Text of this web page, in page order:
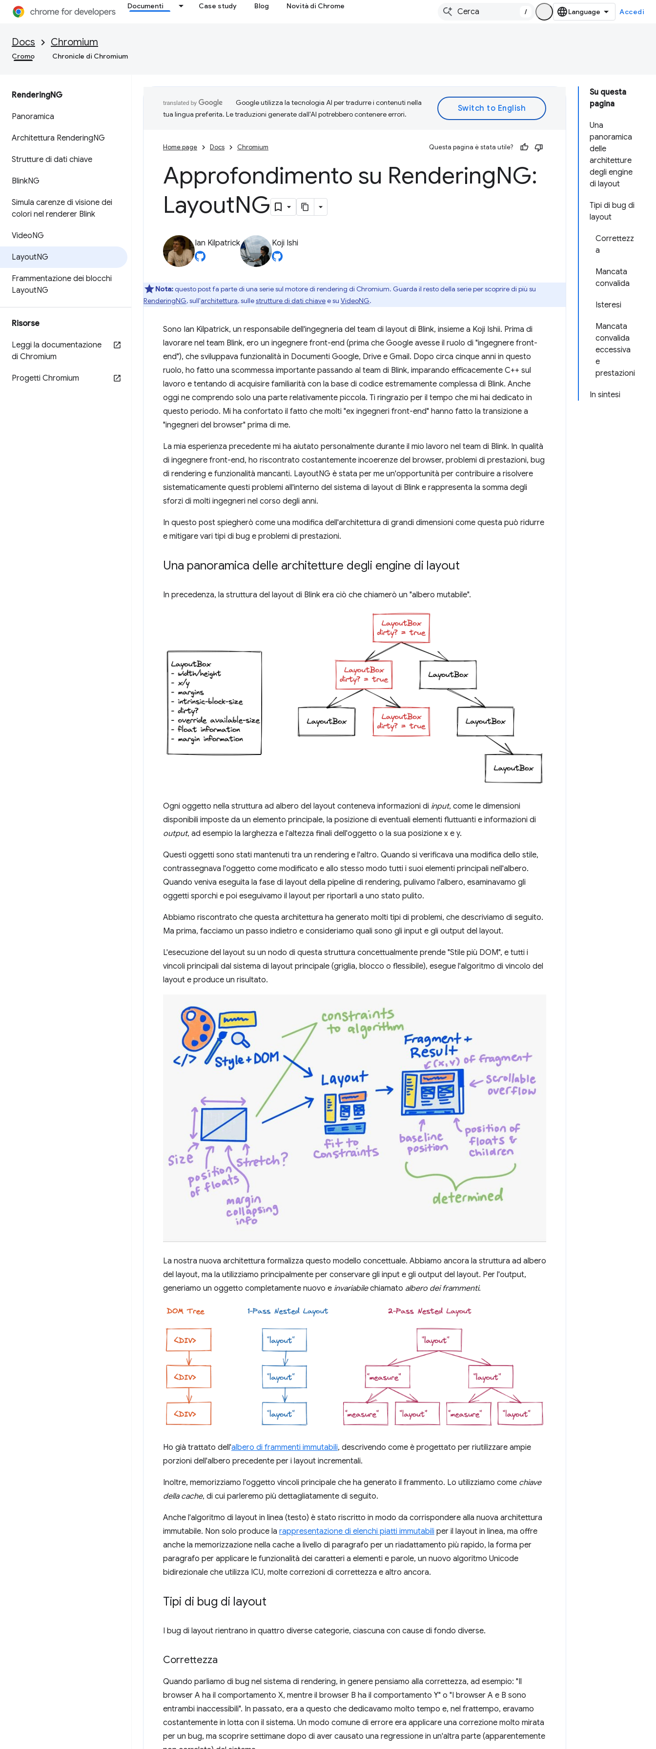
Documenti Case study Blog Novità di Chrome
/ Accedi
Docs Chromium
Cromo Chronicle di Chromium
RenderingNG
Panoramica
Architettura RenderingNG
Strutture di dati chiave
BlinkNG
Simula carenze di visione dei
colori nel renderer Blink
VideoNG
LayoutNG
Frammentazione dei blocchi
LayoutNG
Risorse
Leggi la documentazione
di Chromium
Progetti Chromium
Su questa
pagina
Una
panoramica
delle
architetture
degli engine
di layout
Tipi di bug di
layout
Correttezz
a
Mancata
convalida
Isteresi
Mancata
convalida
eccessiva
e
prestazioni
In sintesi
Google utilizza la tecnologia AI per tradurre i contenuti nella
tua lingua preferita. Le traduzioni generate dall'AI potrebbero contenere errori.
Home page Docs Chromium Questa pagina è stata utile?
Approfondimento su RenderingNG:
LayoutNG
Ian Kilpatrick Koji Ishi
Nota:questo post fa parte di una serie sul motore di rendering di Chromium. Guarda il resto della serie per scoprire di più su
RenderingNG, sull'architettura, sullestrutture di dati chiavee su VideoNG.
Sono Ian Kilpatrick, un responsabile dell'ingegneria del team di layout di Blink, insieme a Koji Ishii. Prima di
lavorare nel team Blink, ero un ingegnere front-end (prima che Google avesse il ruolo di "ingegnere front-
end"), che sviluppava funzionalità in Documenti Google, Drive e Gmail. Dopo circa cinque anni in questo
ruolo, ho fatto una scommessa importante passando al team di Blink, imparando efficacemente C++ sul
lavoro e tentando di acquisire familiarità con la base di codice estremamente complessa di Blink. Anche
oggi ne comprendo solo una parte relativamente piccola. Ti ringrazio per il tempo che mi hai dedicato in
questo periodo. Mi ha confortato il fatto che molti "ex ingegneri front-end" hanno fatto la transizione a
"ingegneri del browser" prima di me.
La mia esperienza precedente mi ha aiutato personalmente durante il mio lavoro nel team di Blink. In qualità
di ingegnere front-end, ho riscontrato costantemente incoerenze del browser, problemi di prestazioni, bug
di rendering e funzionalità mancanti. LayoutNG è stata per me un'opportunità per contribuire a risolvere
sistematicamente questi problemi all'interno del sistema di layout di Blink e rappresenta la somma degli
sforzi di molti ingegneri nel corso degli anni.
In questo post spiegherò come una modifica dell'architettura di grandi dimensioni come questa può ridurre
e mitigare vari tipi di bug e problemi di prestazioni.
Una panoramica delle architetture degli engine di layout
In precedenza, la struttura del layout di Blink era ciò che chiamerò un "albero mutabile".
Ogni oggetto nella struttura ad albero del layout conteneva informazioni di input, come le dimensioni
disponibili imposte da un elemento principale, la posizione di eventuali elementi fluttuanti e informazioni di
output, ad esempio la larghezza e l'altezza finali dell'oggetto o la sua posizione x e y.
Questi oggetti sono stati mantenuti tra un rendering e l'altro. Quando si verificava una modifica dello stile,
contrassegnava l'oggetto come modificato e allo stesso modo tutti i suoi elementi principali nell'albero.
Quando veniva eseguita la fase di layout della pipeline di rendering, pulivamo l'albero, esaminavamo gli
oggetti sporchi e poi eseguivamo il layout per riportarli a uno stato pulito.
Abbiamo riscontrato che questa architettura ha generato molti tipi di problemi, che descriviamo di seguito.
Ma prima, facciamo un passo indietro e consideriamo quali sono gli input e gli output del layout.
L'esecuzione del layout su un nodo di questa struttura concettualmente prende "Stile più DOM", e tutti i
vincoli principali dal sistema di layout principale (griglia, blocco o flessibile), esegue l'algoritmo di vincolo del
layout e produce un risultato.
La nostra nuova architettura formalizza questo modello concettuale. Abbiamo ancora la struttura ad albero
del layout, ma la utilizziamo principalmente per conservare gli input e gli output del layout. Per l'output,
generiamo un oggetto completamente nuovo e invariabilechiamato albero dei frammenti.
Ho già trattato dell'albero di frammenti immutabili, descrivendo come è progettato per riutilizzare ampie
porzioni dell'albero precedente per i layout incrementali.
Inoltre, memorizziamo l'oggetto vincoli principale che ha generato il frammento. Lo utilizziamo come chiave
della cache, di cui parleremo più dettagliatamente di seguito.
Anche l'algoritmo di layout in linea (testo) è stato riscritto in modo da corrispondere alla nuova architettura
immutabile. Non solo produce la rappresentazione di elenchi piatti immutabili per il layout in linea, ma offre
anche la memorizzazione nella cache a livello di paragrafo per un riadattamento più rapido, la forma per
paragrafo per applicare le funzionalità dei caratteri a elementi e parole, un nuovo algoritmo Unicode
bidirezionale che utilizza ICU, molte correzioni di correttezza e altro ancora.
Tipi di bug di layout
I bug di layout rientrano in quattro diverse categorie, ciascuna con cause di fondo diverse.
Correttezza
Quando parliamo di bug nel sistema di rendering, in genere pensiamo alla correttezza, ad esempio: "Il
browser A ha il comportamento X, mentre il browser B ha il comportamento Y" o "I browser A e B sono
entrambi inaccessibili". In passato, era a questo che dedicavamo molto tempo e, nel frattempo, eravamo
costantemente in lotta con il sistema. Un modo comune di errore era applicare una correzione molto mirata
per un bug, ma scoprire settimane dopo di aver causato una regressione in un'altra parte (apparentemente